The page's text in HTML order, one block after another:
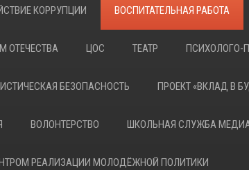
КОРРУПЦИИ ВОСПИТАТЕЛЬНАЯ РАБОТА
ОТЕЧЕСТВА ЦОС ТЕАТР ПСИХОЛОГО-
БЕЗОПАСНОСТЬ ПРОЕКТ «ВКЛАД В
ВОЛОНТЕРСТВО ШКОЛЬНАЯ СЛУЖБА
РЕАЛИЗАЦИИ МОЛОДЁЖНОЙ ПОЛИТИКИ